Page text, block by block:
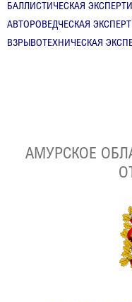
БАЛЛИСТИЧЕСКАЯ
АВТОРОВЕДЧЕСКАЯ
ВЗРЫВОТЕХНИЧЕСКАЯ
АМУРСКОЕ